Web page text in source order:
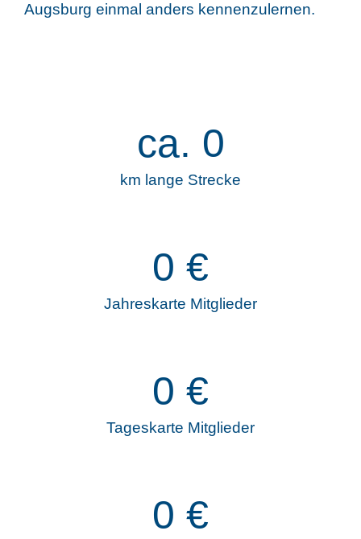
Augsburg einmal anders kennenzulernen.
ca. 0
km lange Strecke
0 €
Jahreskarte Mitglieder
0 €
Tageskarte Mitglieder
0 €